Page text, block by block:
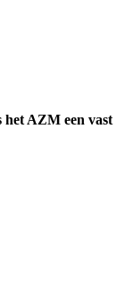
AZM een vast